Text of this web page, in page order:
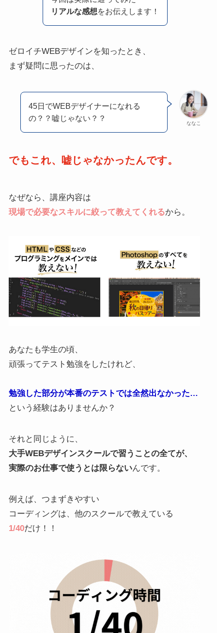
リアルな感想をお伝えします！
ゼロイチWEBデザインを知ったとき、
まず疑問に思ったのは、
ななこ
45日でWEBデザイナーになれる
の？？嘘じゃない？？
でもこれ、嘘じゃなかったんです。
なぜなら、講座内容は
現場で必要なスキルに絞って教えてくれるから。
あなたも学生の頃、
頑張ってテスト勉強をしたけれど、
勉強した部分が本番のテストでは全然出なかった…
という経験はありませんか？
それと同じように、
大手WEBデザインスクールで習うことの全てが、
実際のお仕事で使うとは限らないんです。
例えば、つまずきやすい
コーディングは、他のスクールで教えている
1/40だけ！！